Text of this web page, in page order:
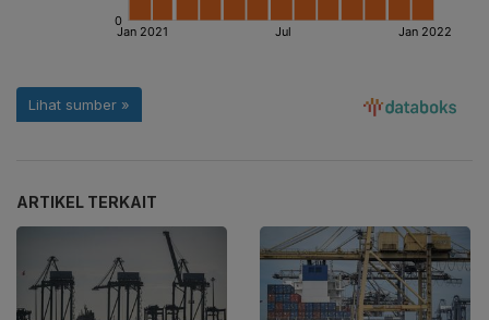
ARTIKEL TERKAIT